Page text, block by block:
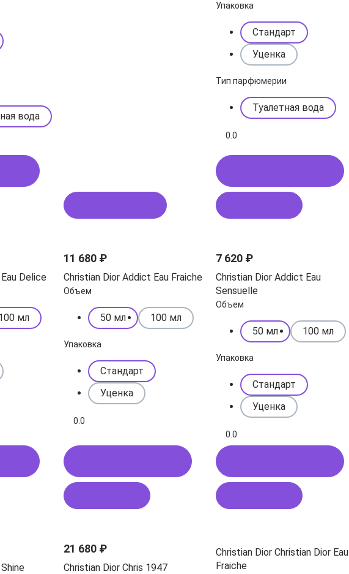
вода
Упаковка
Стандарт
Уценка
Тип парфюмерии
Туалетная вода
0.0
Delice
мл
11 680 ₽
Christian Dior Addict Eau Fraiche
Объем
50 мл 100 мл
Упаковка
Стандарт
Уценка
0.0
7 620 ₽
Christian Dior Addict Eau
Sensuelle
Объем
50 мл 100 мл
Упаковка
Стандарт
Уценка
0.0
21 680 ₽
Christian Dior Chris 1947
Christian Dior Christian Dior Eau
Fraiche